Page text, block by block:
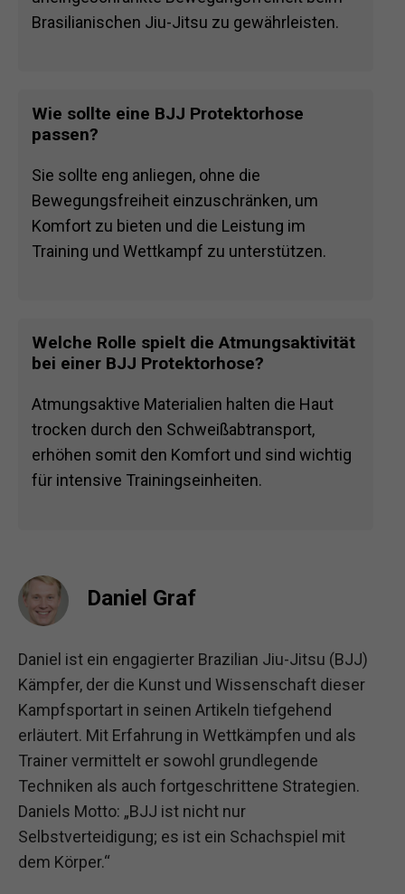
Brasilianischen Jiu-Jitsu zu gewährleisten.
Wie sollte eine BJJ Protektorhose
passen?
Sie sollte eng anliegen, ohne die
Bewegungsfreiheit einzuschränken, um
Komfort zu bieten und die Leistung im
Training und Wettkampf zu unterstützen.
Welche Rolle spielt die Atmungsaktivität
bei einer BJJ Protektorhose?
Atmungsaktive Materialien halten die Haut
trocken durch den Schweißabtransport,
erhöhen somit den Komfort und sind wichtig
für intensive Trainingseinheiten.
Daniel Graf
Daniel ist ein engagierter Brazilian Jiu-Jitsu (BJJ)
Kämpfer, der die Kunst und Wissenschaft dieser
Kampfsportart in seinen Artikeln tiefgehend
erläutert. Mit Erfahrung in Wettkämpfen und als
Trainer vermittelt er sowohl grundlegende
Techniken als auch fortgeschrittene Strategien.
Daniels Motto: „BJJ ist nicht nur
Selbstverteidigung; es ist ein Schachspiel mit
dem Körper.“